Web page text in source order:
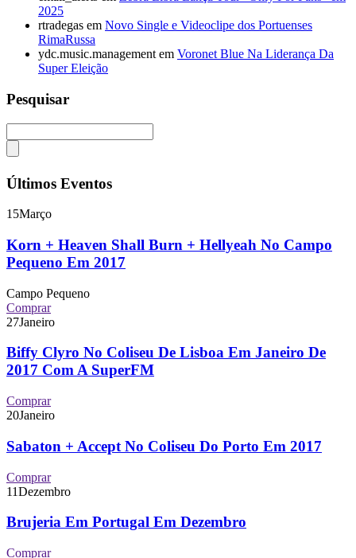
2025
rtradegas em Novo Single e Videoclipe dos Portuenses
RimaRussa
ydc.music.management em Voronet Blue Na Liderança Da
Super Eleição
Pesquisar
Últimos Eventos
15Março
Korn + Heaven Shall Burn + Hellyeah No Campo
Pequeno Em 2017
Campo Pequeno
Comprar
27Janeiro
Biffy Clyro No Coliseu De Lisboa Em Janeiro De
2017 Com A SuperFM
Comprar
20Janeiro
Sabaton + Accept No Coliseu Do Porto Em 2017
Comprar
11Dezembro
Brujeria Em Portugal Em Dezembro
Comprar